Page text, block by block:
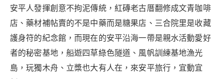
安平人發揮創意不拘泥傳統，紅磚老古厝翻修成文青咖啡
店、藥材補帖賣的不是中藥而是糖果店、三合院里是收藏
護身符的紀念館，而現在的安平沿海一帶是親水活動愛好
者的秘密基地，船遊四草綠色隧道、風帆訓練基地漁光
島，玩獨木舟、立槳也大有人在，來安平旅行，宜動宜